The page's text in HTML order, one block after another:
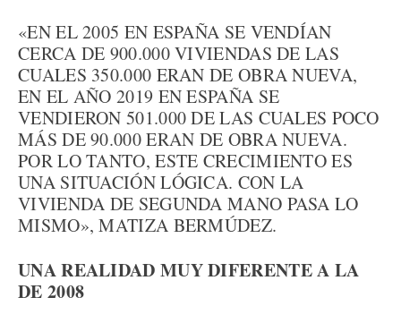
«EN EL 2005 EN ESPAÑA SE VENDÍAN
CERCA DE 900.000 VIVIENDAS DE LAS
CUALES 350.000 ERAN DE OBRA NUEVA,
EN EL AÑO 2019 EN ESPAÑA SE
VENDIERON 501.000 DE LAS CUALES POCO
MÁS DE 90.000 ERAN DE OBRA NUEVA.
POR LO TANTO, ESTE CRECIMIENTO ES
UNA SITUACIÓN LÓGICA. CON LA
VIVIENDA DE SEGUNDA MANO PASA LO
MISMO», MATIZA BERMÚDEZ.
UNA REALIDAD MUY DIFERENTE A LA
DE 2008